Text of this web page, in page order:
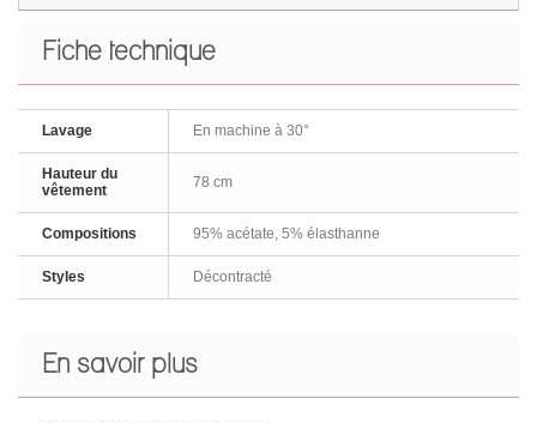
Fiche technique
Lavage En machine à 30°
Hauteur du
vêtement
78 cm
Compositions 95% acétate, 5% élasthanne
Styles Décontracté
En savoir plus